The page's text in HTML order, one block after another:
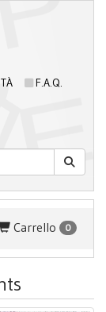
F.A.Q.
Carrello 0